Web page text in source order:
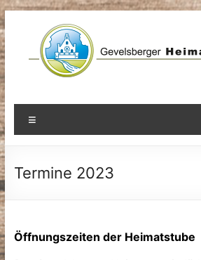
Zum
Inhalt
springen
Termine 2023
Öffnungszeiten der Heimatstube